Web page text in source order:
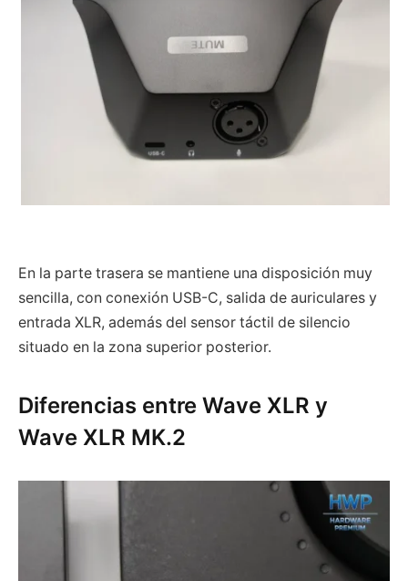
En la parte trasera se mantiene una disposición muy
sencilla, con conexión USB-C, salida de auriculares y
entrada XLR, además del sensor táctil de silencio
situado en la zona superior posterior.
Diferencias entre Wave XLR y
Wave XLR MK.2